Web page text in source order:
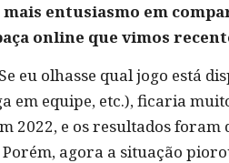
entusiasmo em
online que vimos
eu olhasse qual jogo está
em equipe, etc.), ficaria
2022, e os resultados
agora a situação